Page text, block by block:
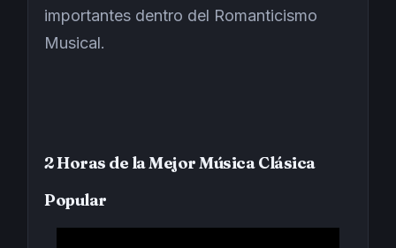
importantes dentro del Romanticismo
Musical.
2 Horas de la Mejor Música Clásica
Popular